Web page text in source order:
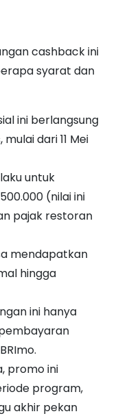
cashback ini
syarat dan
ini berlangsung
dari 11 Mei
untuk
(nilai ini
pajak restoran
mendapatkan
hingga
ini hanya
promo ini
program,
akhir pekan